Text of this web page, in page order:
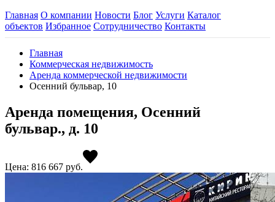
Главная О компании Новости Блог Услуги Каталог
объектов Избранное Сотрудничество Контакты
Главная
Коммерческая недвижимость
Аренда коммерческой недвижимости
Осенний бульвар, 10
Аренда помещения, Осенний
бульвар., д. 10
Цена: 816 667 руб.